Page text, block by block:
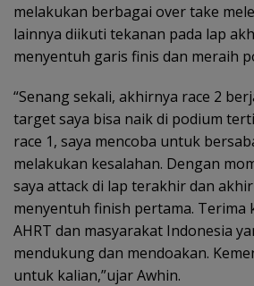
melakukan berbagai over take
lainnya diikuti tekanan pada lap
menyentuh garis finis dan meraih
“Senang sekali, akhirnya race 2
target saya bisa naik di podium
race 1, saya mencoba untuk
melakukan kesalahan. Dengan
saya attack di lap terakhir dan
menyentuh finish pertama. Terima
AHRT dan masyarakat Indonesia
mendukung dan mendoakan.
untuk kalian,”ujar Awhin.